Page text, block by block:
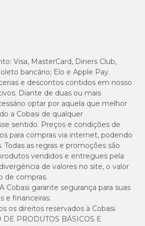
Visa, MasterCard, Diners Club,
bancário; Elo e Apple Pay.
e descontos contidos em nosso
Diante de duas ou mais
optar por aquela que melhor
a Cobasi de qualquer
sentido. Preços e condições de
para compras via internet, podendo
Todas as regras e promoções são
vendidos e entregues pela
de valores no site, o valor
de compras.
Cobasi garante segurança para suas
e financeiras.
os direitos reservados à Cobasi.
DE PRODUTOS BÁSICOS E